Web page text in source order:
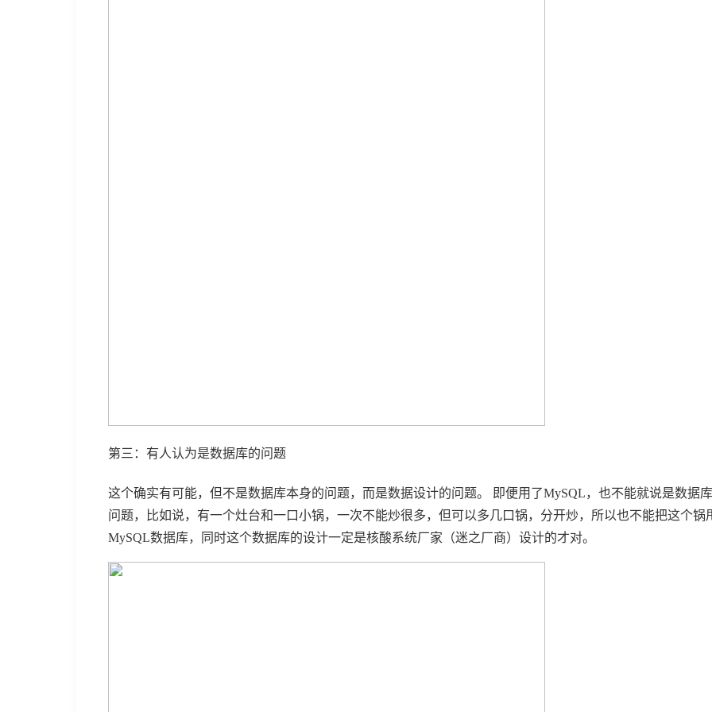
第三：有人认为是数据库的问题
这个确实有可能，但不是数据库本身的问题，而是数据设计的问题。 即便用了MySQL，也不能就说是数据
问题，比如说，有一个灶台和一口小锅，一次不能炒很多，但可以多几口锅，分开炒，所以也不能把这个锅
MySQL数据库，同时这个数据库的设计一定是核酸系统厂家（迷之厂商）设计的才对。